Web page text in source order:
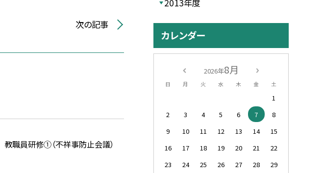
次の記事
教職員研修①（不祥事防止会議）
2013年度
カレンダー
2026年8月
日 月 火 水 木 金 土
1
2
3 4 5 6 7
8
9
10 11 12 13 14
15
16
17 18 19 20 21
22
23
24 25 26 27 28
29